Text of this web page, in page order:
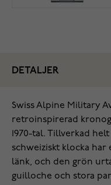
DETALJER
Swiss Alpine Military
retroinspirerad
1970-tal‌. Tillverkad
schweiziskt klocka har
länk, och den grön
guilloche och stora